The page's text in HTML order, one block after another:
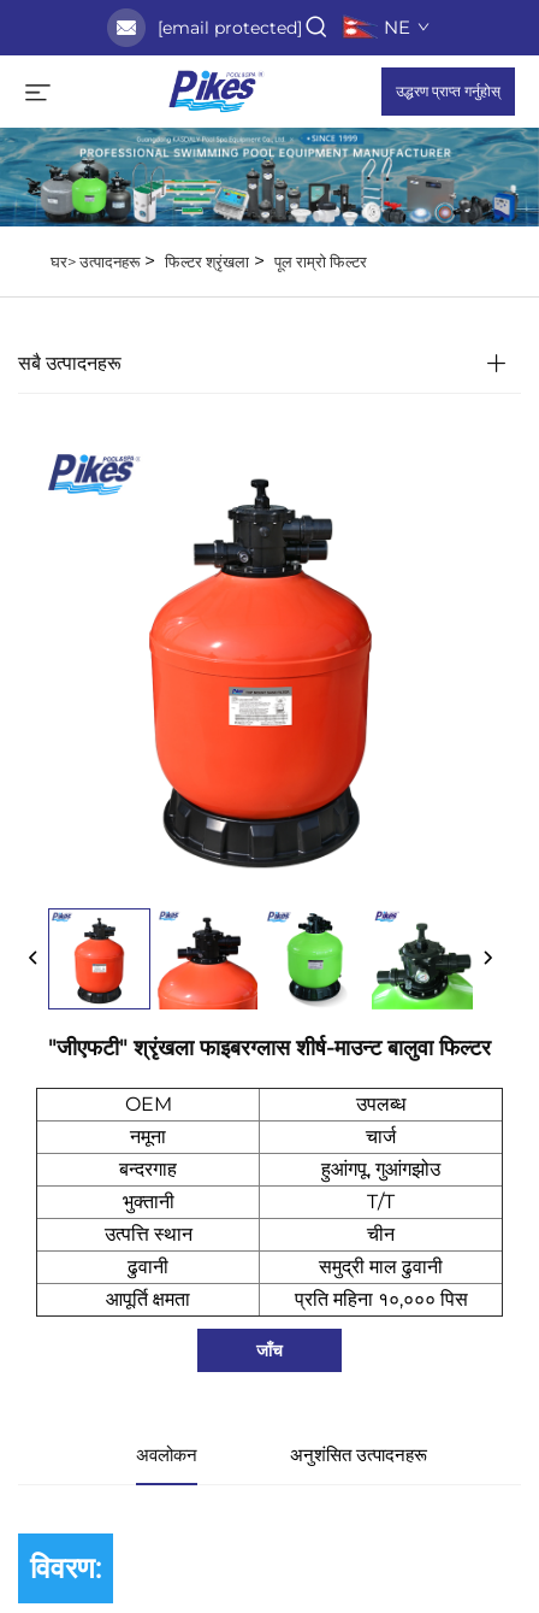
[email protected] NE
उद्धरण प्राप्त गर्नुहोस्
घर>उत्पादनहरू>फिल्टर श्रृंखला>पूल राम्रो फिल्टर
सबै उत्पादनहरू
"जीएफटी" श्रृंखला फाइबरग्लास शीर्ष-माउन्ट बालुवा फिल्टर
OEM
उपलब्ध
नमूना
चार्ज
बन्दरगाह
हुआंगपू, गुआंगझोउ
भुक्तानी
T/T
उत्पत्ति स्थान
चीन
ढुवानी
समुद्री माल ढुवानी
आपूर्ति क्षमता
प्रति महिना १०,००० पिस
जाँच
अवलोकन अनुशंसित उत्पादनहरू
विवरण: